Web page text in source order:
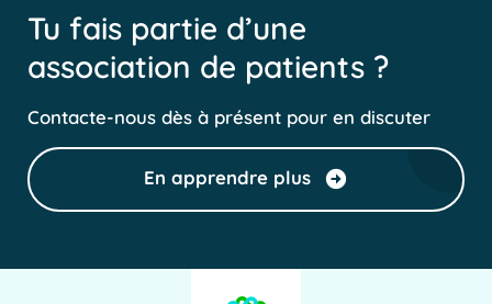
Tu fais partie d’une
association de patients ?
Contacte-nous dès à présent pour en discuter
En apprendre plus